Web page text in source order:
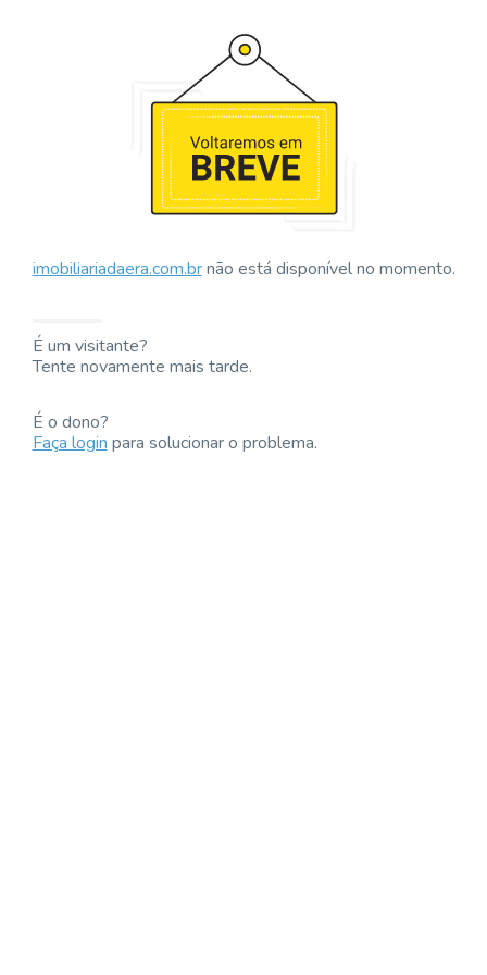
imobiliariadaera.com.brnão está disponível no momento.
É um visitante?
Tente novamente mais tarde.
É o dono?
Faça loginpara solucionar o problema.